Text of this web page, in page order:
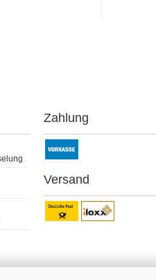
Zahlung
Versand